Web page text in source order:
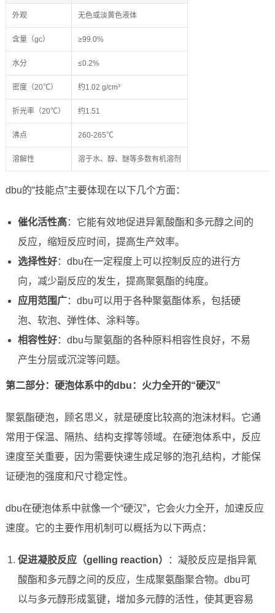
外观 无色或淡黄色液体
含量（gc） ≥99.0%
水分 ≤0.2%
密度（20℃） 约1.02 g/cm³
折光率（20℃） 约1.51
沸点 260-265℃
溶解性 溶于水、醇、醚等多数有机溶剂
dbu的“技能点”主要体现在以下几个方面：
催化活性高：它能有效地促进异氰酸酯和多元醇之间的
反应，缩短反应时间，提高生产效率。
选择性好：dbu在一定程度上可以控制反应的进行方
向，减少副反应的发生，提高聚氨酯的纯度。
应用范围广：dbu可以用于各种聚氨酯体系，包括硬
泡、软泡、弹性体、涂料等。
相容性好：dbu与聚氨酯的各种原料相容性良好，不易
产生分层或沉淀等问题。
第二部分：硬泡体系中的dbu：火力全开的“硬汉”
聚氨酯硬泡，顾名思义，就是硬度比较高的泡沫材料。它通
常用于保温、隔热、结构支撑等领域。在硬泡体系中，反应
速度至关重要，因为需要快速生成足够的泡孔结构，才能保
证硬泡的强度和尺寸稳定性。
dbu在硬泡体系中就像一个“硬汉”，它会火力全开，加速反应
速度。它的主要作用机制可以概括为以下两点：
促进凝胶反应（gelling reaction）
：凝胶反应是指异氰
酸酯和多元醇之间的反应，生成聚氨酯聚合物。dbu可
以与多元醇形成氢键，增加多元醇的活性，使其更容易